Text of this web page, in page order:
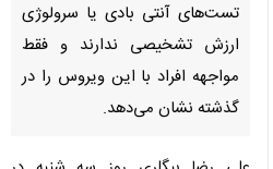
تست‌های آنتی بادی یا سرولوژی
ارزش تشخیصی ندارند و فقط
مواجهه افراد با این ویروس را در
گذشته نشان می‌دهد.